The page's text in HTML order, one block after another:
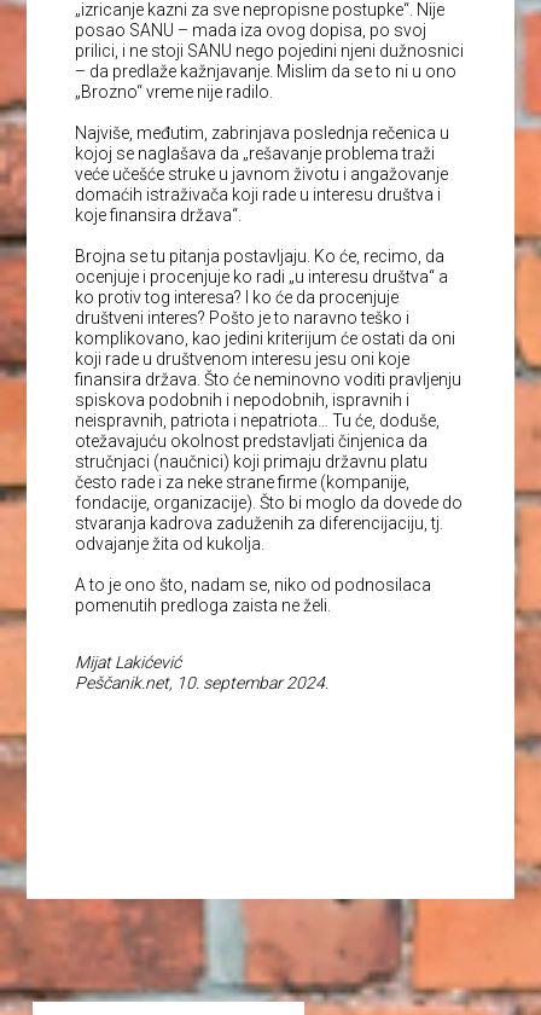
„izricanje kazni za sve nepropisne postupke“. Nije
posao SANU – mada iza ovog dopisa, po svoj
prilici, i ne stoji SANU nego pojedini njeni dužnosnici
– da predlaže kažnjavanje. Mislim da se to ni u ono
„Brozno“ vreme nije radilo.
Najviše, međutim, zabrinjava poslednja rečenica u
kojoj se naglašava da „rešavanje problema traži
veće učešće struke u javnom životu i angažovanje
domaćih istraživača koji rade u interesu društva i
koje finansira država“.
Brojna se tu pitanja postavljaju. Ko će, recimo, da
ocenjuje i procenjuje ko radi „u interesu društva“ a
ko protiv tog interesa? I ko će da procenjuje
društveni interes? Pošto je to naravno teško i
komplikovano, kao jedini kriterijum će ostati da oni
koji rade u društvenom interesu jesu oni koje
finansira država. Što će neminovno voditi pravljenju
spiskova podobnih i nepodobnih, ispravnih i
neispravnih, patriota i nepatriota… Tu će, doduše,
otežavajuću okolnost predstavljati činjenica da
stručnjaci (naučnici) koji primaju državnu platu
često rade i za neke strane firme (kompanije,
fondacije, organizacije). Što bi moglo da dovede do
stvaranja kadrova zaduženih za diferencijaciju, tj.
odvajanje žita od kukolja.
A to je ono što, nadam se, niko od podnosilaca
pomenutih predloga zaista ne želi.
Mijat Lakićević
Peščanik.net, 10. septembar 2024.